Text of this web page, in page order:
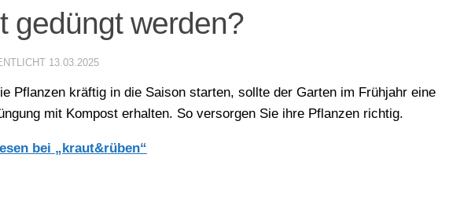
gedüngt werden?
13.03.2025
Pflanzen kräftig in die Saison starten, sollte der Garten im Frühjahr eine
mit Kompost erhalten. So versorgen Sie ihre Pflanzen richtig.
bei „kraut&rüben“